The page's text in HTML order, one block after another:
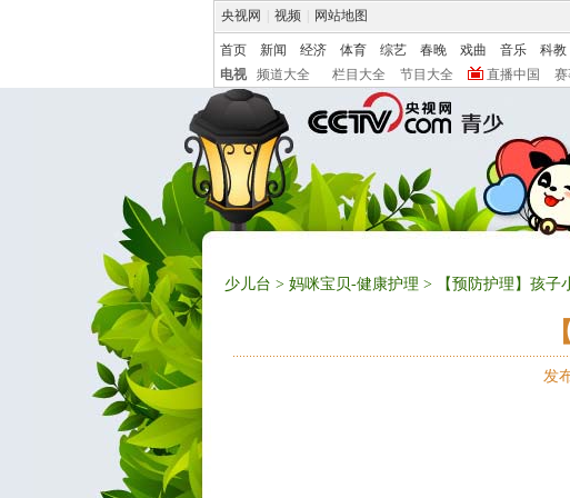
央视网 视频 网站地图
首页 新闻 经济 体育 综艺 春晚 戏曲 音乐 科教
电视
频道大全 栏目大全 节目大全 直播中国
少儿台 > 妈咪宝贝-健康护理 > 【预防护理】孩子
发